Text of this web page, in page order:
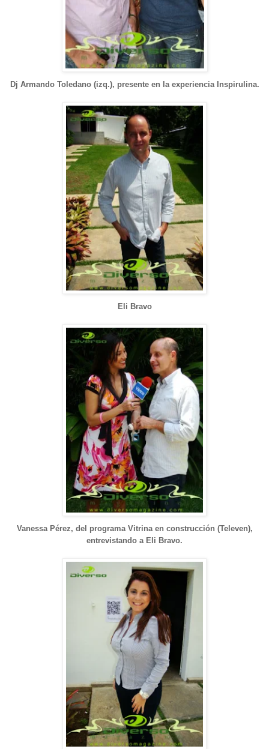
Dj Armando Toledano (izq.), presente en la experiencia Inspirulina.
Eli Bravo
Vanessa Pérez, del programa Vitrina en construcción (Televen),
entrevistando a Eli Bravo.